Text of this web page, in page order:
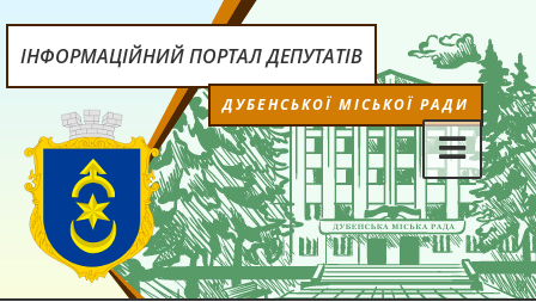
ІНФОРМАЦІЙНИЙ ПОРТАЛ ДЕПУТАТІВ
ДУБЕНСЬКОЇ МІСЬКОЇ РАДИ